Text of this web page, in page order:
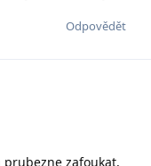
Odpovědět
prubezne zafoukat,